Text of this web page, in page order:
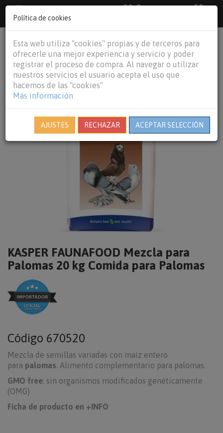
33 €
55
€Baleares y
person shopping_cart
KASPER FAUNAFOOD Mezcla para
Palomas 20 kg Comida para Palomas
Código 670520
Mezcla de semillas variadas con maíz entero
para palomas. Alimento complementario para palomas.
GMO free: sin organismos modificados genéticamente
(OMG)
Ficha de producto en +INFO
Política de cookies
Esta web utiliza "cookies" propias y de terceros para
ofrecerle una mejor experiencia y servicio y poder
registrar el proceso de compra. Al navegar o utilizar
nuestros servicios el usuario acepta el uso que
hacemos de las "cookies"
Más información
AJUSTES RECHAZAR ACEPTAR SELECCIÓN